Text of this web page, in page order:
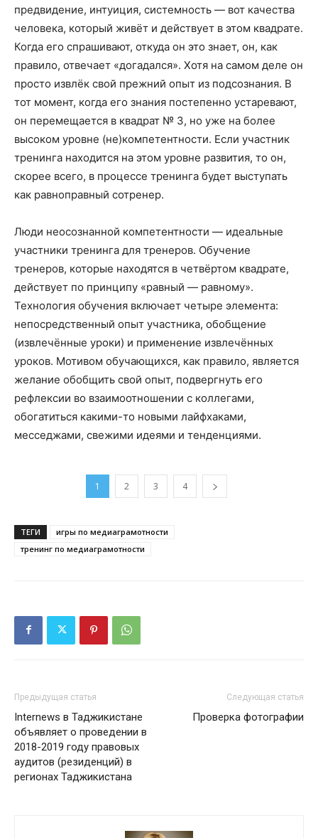
предвидение, интуиция, системность — вот качества
человека, который живёт и действует в этом квадрате.
Когда его спрашивают, откуда он это знает, он, как
правило, отвечает «догадался». Хотя на самом деле он
просто извлёк свой прежний опыт из подсознания. В
тот момент, когда его знания постепенно устаревают,
он перемещается в квадрат № 3, но уже на более
высоком уровне (не)компетентности. Если участник
тренинга находится на этом уровне развития, то он,
скорее всего, в процессе тренинга будет выступать
как равноправный сотренер.
Люди неосознанной компетентности — идеальные
участники тренинга для тренеров. Обучение
тренеров, которые находятся в четвёртом квадрате,
действует по принципу «равный — равному».
Технология обучения включает четыре элемента:
непосредственный опыт участника, обобщение
(извлечённые уроки) и применение извлечённых
уроков. Мотивом обучающихся, как правило, является
желание обобщить свой опыт, подвергнуть его
рефлексии во взаимоотношении с коллегами,
обогатиться какими-то новыми лайфхаками,
месседжами, свежими идеями и тенденциями.
1 2 3 4
ТЕГИ
игры по медиаграмотности
тренинг по медиаграмотности
Предыдущая статья
Internews в Таджикистане
объявляет о проведении в
2018-2019 году правовых
аудитов (резиденций) в
регионах Таджикистана
Следующая статья
Проверка фотографии